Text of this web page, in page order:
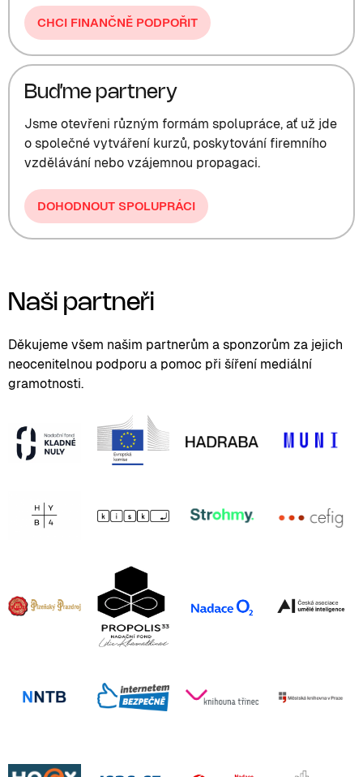
CHCI FINANČNĚ PODPOŘIT
Buďme partnery
Jsme otevřeni různým formám spolupráce, ať už jde
o společné vytváření kurzů, poskytování firemního
vzdělávání nebo vzájemnou propagaci.
DOHODNOUT SPOLUPRÁCI
Naši partneři
Děkujeme všem našim partnerům a sponzorům za jejich
neocenitelnou podporu a pomoc při šíření mediální
gramotnosti.